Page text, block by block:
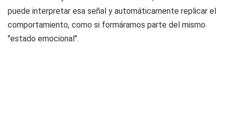
puede interpretar esa señal y automáticamente replicar el
comportamiento, como si formáramos parte del mismo
"estado emocional".